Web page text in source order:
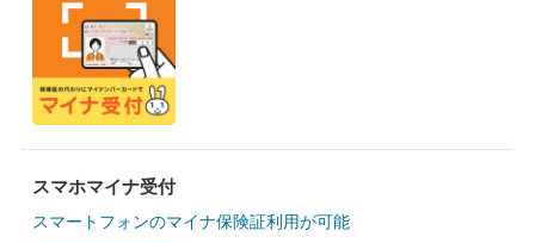
スマホマイナ受付
スマートフォンのマイナ保険証利用が可能